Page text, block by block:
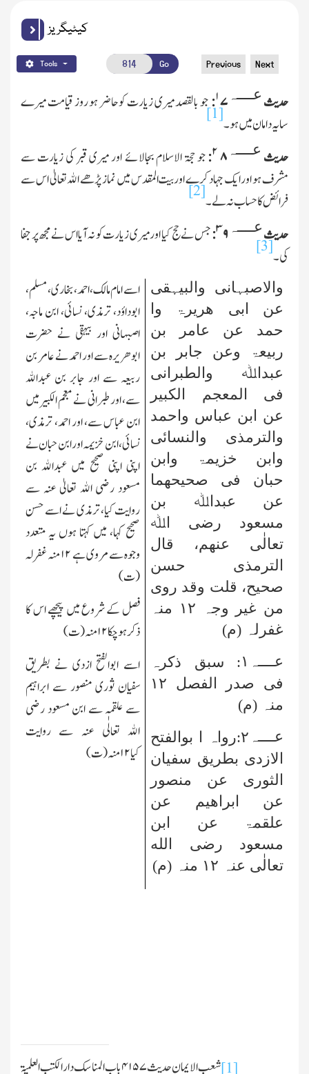
کیٹیگریز
Tools Go Previous Next
حدیث عــــہ ۱۷:جو بالقصد میری زیارت کوحاضر ہو روز قیامت میرے
سایہ دامان میں ہو۔[1]
حدیث عــــہ ۲۸:
جو حجۃ الاسلام بجالائے اور میری قبر کی زیارت سے
مشرف ہو اور ایك جہاد کرے اور بیت المقدس میں نماز پڑھے الله تعالیٰ اس سے
فرائض کا حساب نہ لے۔[2]
حدیثعــــہ ۳۹ :جس نے حج کیا اور میری زیارت کو نہ آیا اس نے مجھ پر جفا
کی۔[3]
والاصبہانی والبیہقی
عن ابی ھریرۃ وا
حمد عن عامر بن
ربیعۃ وعن جابر بن
عبداﷲ والطبرانی
فی المعجم الکبیر
عن ابن عباس واحمد
والترمذی والنسائی
وابن خزیمۃ وابن
حبان فی صحیحھما
عن عبداﷲ بن
مسعود رضی اﷲ
تعالٰی عنھم، قال
الترمذی حسن
صحیح، قلت وقد روی
من غیر وجہ ۱۲ منہ
غفرلہ (م)
عــــہ۱
: سبق ذکرہ
فی صدر الفصل ۱۲
منہ (م)
عــــہ
۲:رواہ ا بوالفتح
الازدی بطریق سفیان
الثوری عن منصور
عن ابراھیم عن
علقمۃ عن ابن
مسعود رضی الله
تعالٰی عنہ ۱۲ منہ (م)
اسے امام مالک، احمد، بخاری، مسلم،
ابوداؤد، ترمذی، نسائی، ابن ماجہ،
اصبہانی اور بیہقی نے حضرت
ابوھریرہ سے اور احمد نے عامر بن
ربیعہ سے اور جابر بن عبدالله
سے، اور طبرانی نے معجم الکبیر میں
ابن عباس سے، اور احمد، ترمذی،
نسائی، ابن خزیمہ اور ابن حبان نے
اپنی اپنی صحیح میں عبدالله بن
مسعود رضی الله تعالیٰ عنہ سے
روایت کیا، ترمذی نے اسے حسن
صحیح کہا، میں کہتا ہوں یہ متعدد
وجوہ سے مروی ہے۱۲منہ غفرلہ
(ت)
فصل کے شروع میں پیچھے اس کا
ذکر ہوچکا۱۲منہ (ت)
اسے ابوالفتح ازدی نے بطریق
سفیان ثوری منصور سے ابراہیم
سے علقمہ سے ابن مسعود رضی
الله تعالٰی عنہ سے روایت
کیا۱۲منہ (ت)
[1]شعب الایمان حدیث۴۱۵۷باب المناسك دارالکتب العلمیۃ